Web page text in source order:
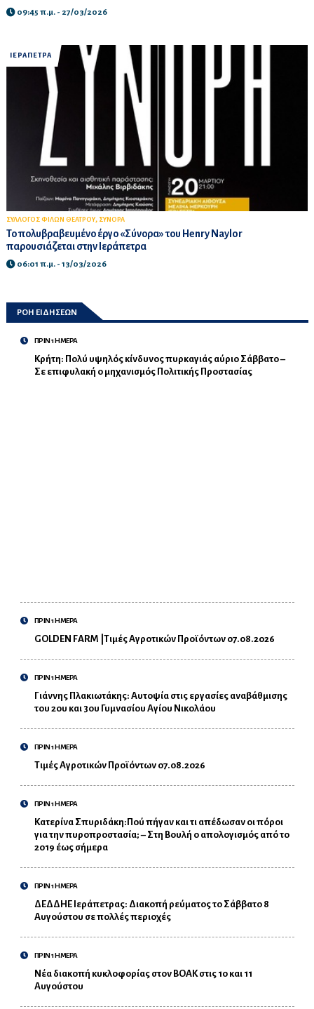
09:45 π.μ. - 27/03/2026
ΙΕΡΑΠΕΤΡΑ
ΣΥΛΛΟΓΟΣ ΦΙΛΩΝ ΘΕΑΤΡΟΥ, ΣΥΝΟΡΑ
Το πολυβραβευμένο έργο «Σύνορα» του Henry Naylor
παρουσιάζεται στην Ιεράπετρα
06:01 π.μ. - 13/03/2026
ΡΟΗ ΕΙΔΗΣΕΩΝ
ΠΡΙΝ 1 ΗΜΕΡΑ
Κρήτη: Πολύ υψηλός κίνδυνος πυρκαγιάς αύριο Σάββατο –
Σε επιφυλακή ο μηχανισμός Πολιτικής Προστασίας
ΠΡΙΝ 1 ΗΜΕΡΑ
GOLDEN FARM |Τιμές Αγροτικών Προϊόντων 07.08.2026
ΠΡΙΝ 1 ΗΜΕΡΑ
Γιάννης Πλακιωτάκης: Αυτοψία στις εργασίες αναβάθμισης
του 2ου και 3ου Γυμνασίου Αγίου Νικολάου
ΠΡΙΝ 1 ΗΜΕΡΑ
Τιμές Αγροτικών Προϊόντων 07.08.2026
ΠΡΙΝ 1 ΗΜΕΡΑ
Κατερίνα Σπυριδάκη:Πού πήγαν και τι απέδωσαν οι πόροι
για την πυροπροστασία; – Στη Βουλή ο απολογισμός από το
2019 έως σήμερα
ΠΡΙΝ 1 ΗΜΕΡΑ
ΔΕΔΔΗΕ Ιεράπετρας: Διακοπή ρεύματος το Σάββατο 8
Αυγούστου σε πολλές περιοχές
ΠΡΙΝ 1 ΗΜΕΡΑ
Νέα διακοπή κυκλοφορίας στον ΒΟΑΚ στις 10 και 11
Αυγούστου